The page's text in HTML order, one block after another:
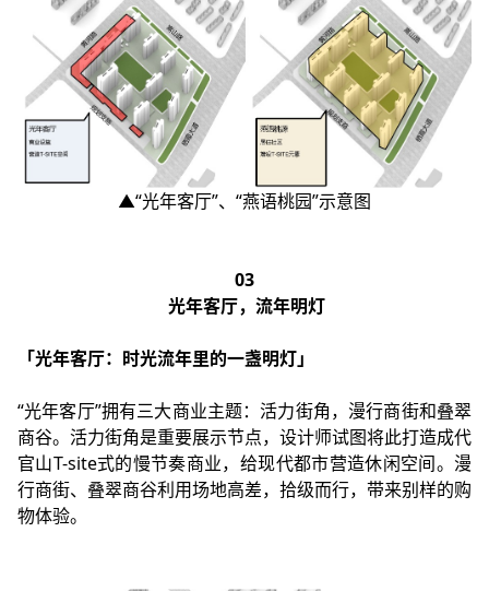
▲“光年客厅”、“燕语桃园”示意图
03
光年客厅，流年明灯
「光年客厅：时光流年里的一盏明灯」
“光年客厅”拥有三大商业主题：活力街角，漫行商街和叠翠
商谷。活力街角是重要展示节点，设计师试图将此打造成代
官山T-site式的慢节奏商业，给现代都市营造休闲空间。漫
行商街、叠翠商谷利用场地高差，拾级而行，带来别样的购
物体验。